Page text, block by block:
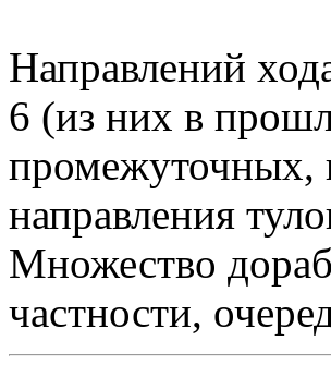
Направлений
6 (из них в
промежуточных,
направления
Множество
частности,